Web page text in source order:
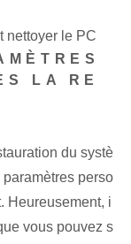
nettoyer le PC
LA RE
du systè
perso
Heureusement, i
vous pouvez s